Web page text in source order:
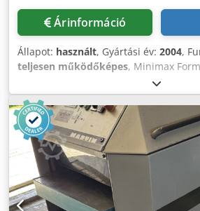
Árinformáció
Állapot: használt, Gyártási év: 2004,
teljesen működőképes, Minimax
gép Cjdpfx Aezlqfxokwsha
mm Munkafelület magassága: 250
és süllyesztő mechanizmus a
tengely Hagyományos kések Görgők a
előtolási sebesség: 5/8/12/18 m/perc
teljesítménye: 5,5 kW Gyártási év: 2004